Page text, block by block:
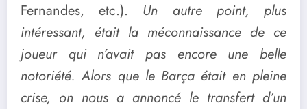
Fernandes, etc.). Un autre point, plus
intéressant, était la méconnaissance de ce
joueur qui n’avait pas encore une belle
notoriété. Alors que le Barça était en pleine
crise, on nous a annoncé le transfert d’un